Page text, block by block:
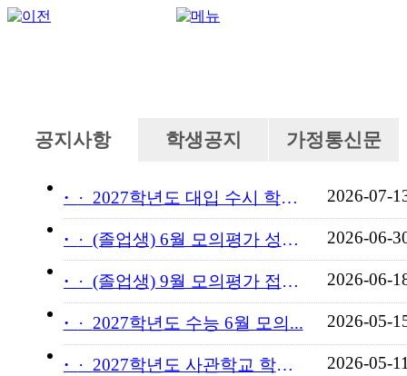
공지사항 학생공지 가정통신문
· 2027학년도 대입 수시 학교... 2026-07-
· (졸업생) 6월 모의평가 성적... 2026-06-
· (졸업생) 9월 모의평가 접수... 2026-06-
· 2027학년도 수능 6월 모의... 2026-05-
· 2027학년도 사관학교 학교장... 2026-05-